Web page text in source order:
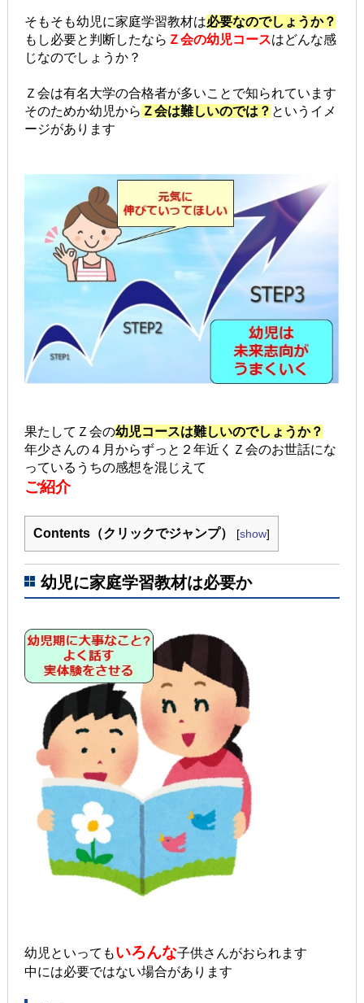
そもそも幼児に家庭学習教材は必要なのでしょうか？
もし必要と判断したなら Ｚ会の幼児コースはどんな感
じなのでしょうか？
Ｚ会は有名大学の合格者が多いことで知られています
そのためか幼児から Ｚ会は難しいのでは？ というイメ
ージがあります
果たしてＺ会の幼児コースは難しいのでしょうか？
年少さんの４月からずっと２年近くＺ会のお世話にな
っているうちの感想を混じえて
ご紹介
Contents（クリックでジャンプ） [show]
幼児に家庭学習教材は必要か
幼児といってもいろんな子供さんがおられます
中には必要ではない場合があります